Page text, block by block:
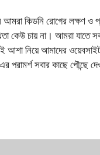
কিডনি রোগের লক্ষণ ও
কেউ চায় না। আমরা যাতে
আশা নিয়ে আমাদের
পরামর্শ সবার কাছে পৌন্ছে